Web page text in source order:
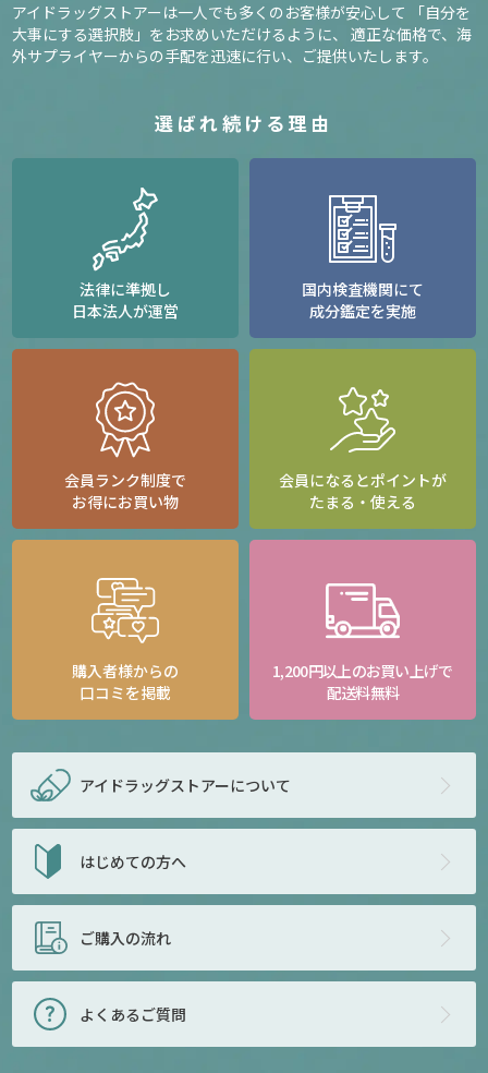
アイドラッグストアーは一人でも多くのお客様が安心して
「自分を
大事にする選択肢」をお求めいただけるように、 適正な価格で、海
外サプライヤーからの手配を迅速に行い、ご提供いたします。
選ばれ続ける理由
法律に準拠し
日本法人が運営
国内検査機関にて
成分鑑定を実施
会員ランク制度で
お得にお買い物
会員になるとポイントが
たまる・使える
購入者様からの
口コミを掲載
1,200円以上のお買い上げで
配送料無料
アイドラッグストアーについて
はじめての方へ
ご購入の流れ
よくあるご質問